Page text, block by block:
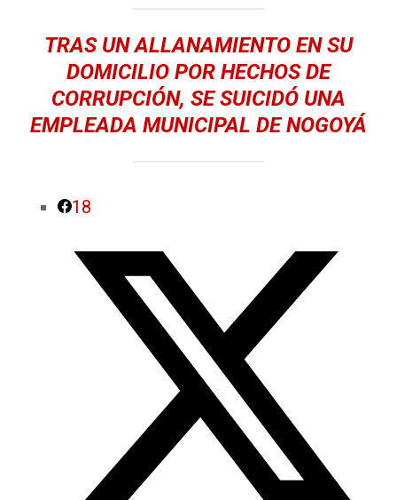
TRAS UN ALLANAMIENTO EN SU
DOMICILIO POR HECHOS DE
CORRUPCIÓN, SE SUICIDÓ UNA
EMPLEADA MUNICIPAL DE NOGOYÁ
18